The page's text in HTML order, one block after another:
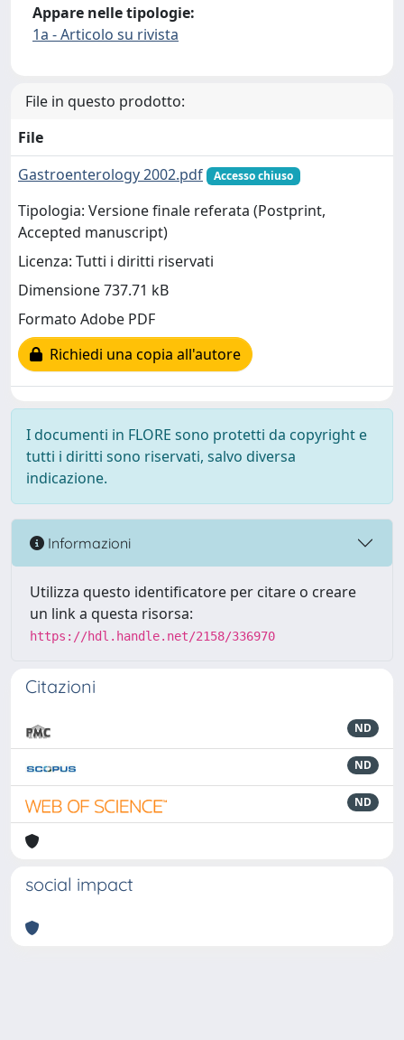
Appare nelle tipologie:
1a - Articolo su rivista
File in questo prodotto:
File
Gastroenterology 2002.pdf
Accesso chiuso
Tipologia: Versione finale referata (Postprint,
Accepted manuscript)
Licenza: Tutti i diritti riservati
Dimensione 737.71 kB
Formato Adobe PDF
Richiedi una copia all'autore
I documenti in FLORE sono protetti da copyright e
tutti i diritti sono riservati, salvo diversa
indicazione.
Informazioni
Utilizza questo identificatore per citare o creare
un link a questa risorsa:
https://hdl.handle.net/2158/336970
Citazioni
ND
ND
ND
social impact